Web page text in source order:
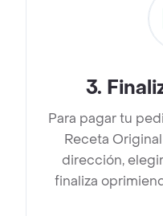
3.
Para pagar tu
Receta
dirección,
finaliza